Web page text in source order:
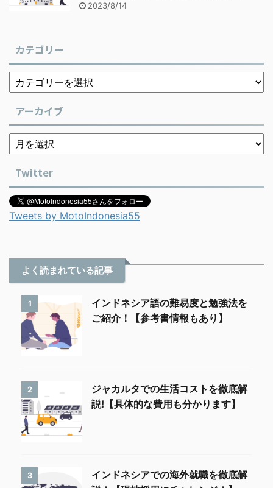
2023/8/14
カテゴリー
アーカイブ
Twitter
Tweets by MotoIndonesia55
よく読まれている記事
1
インドネシア語の難易度と勉強法を
ご紹介！【参考書情報もあり】
2
ジャカルタでの生活コストを徹底解
説!【具体的な費用も分かります】
3
インドネシアでの海外就職を徹底解